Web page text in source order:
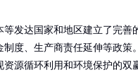
等发达国家和地区建立了完善
制度、生产商责任延伸等政策
源循环利用和环境保护的双